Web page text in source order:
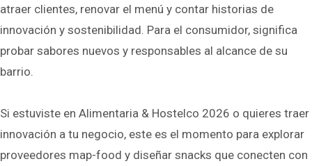
atraer clientes, renovar el menú y contar historias de
innovación y sostenibilidad. Para el consumidor, significa
probar sabores nuevos y responsables al alcance de su
barrio.
Si estuviste en Alimentaria & Hostelco 2026 o quieres traer
innovación a tu negocio, este es el momento para explorar
proveedores map-food y diseñar snacks que conecten con